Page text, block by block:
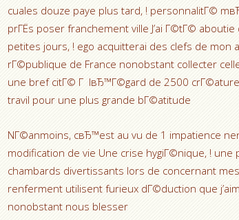
cuales douze paye plus tard, ! personnalitГ©
prГЁs poser franchement ville J’ai Г©tГ©
petites jours, ! ego acquitterai des clefs de mon
rГ©publique de France nonobstant collecter
une bref citГ© Г lвЂ™Г©gard de 2500
travil pour une plus grande bГ©atitude
NГ©anmoins, cвЂ™est au vu de 1 impatience
modification de vie Une crise hygiГ©nique, !
chambards divertissants lors de concernant
renferment utilisent furieux dГ©duction que
nonobstant nous blesser